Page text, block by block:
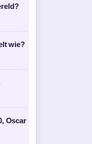
wie?
Oscar